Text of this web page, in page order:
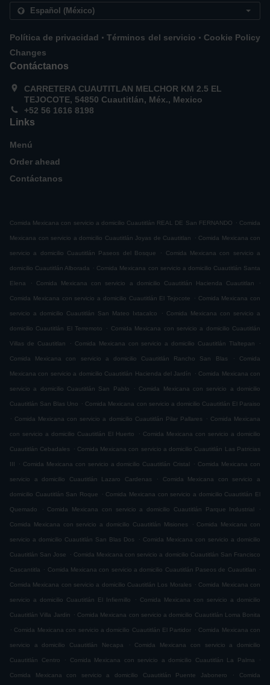
Política de privacidad . Términos del servicio . Cookie Policy
Changes
Contáctanos
CARRETERA CUAUTITLAN MELCHOR KM 2.5 EL
TEJOCOTE, 54850 Cuautitlán, Méx., Mexico
+52 56 1616 8198
Links
Menú
Order ahead
Contáctanos
Comida Mexicana con servicio a domicilio Cuautitlán REAL DE San FERNANDO . Comida
Mexicana con servicio a domicilio Cuautitlán Joyas de Cuautitlan . Comida Mexicana con
servicio a domicilio Cuautitlán Paseos del Bosque . Comida Mexicana con servicio a
domicilio Cuautitlán Alborada . Comida Mexicana con servicio a domicilio Cuautitlán Santa
Elena . Comida Mexicana con servicio a domicilio Cuautitlán Hacienda Cuautitlan .
Comida Mexicana con servicio a domicilio Cuautitlán El Tejocote . Comida Mexicana con
servicio a domicilio Cuautitlán San Mateo Ixtacalco . Comida Mexicana con servicio a
domicilio Cuautitlán El Terremoto . Comida Mexicana con servicio a domicilio Cuautitlán
Villas de Cuautitlan . Comida Mexicana con servicio a domicilio Cuautitlán Tlaltepan .
Comida Mexicana con servicio a domicilio Cuautitlán Rancho San Blas . Comida
Mexicana con servicio a domicilio Cuautitlán Hacienda del Jardín . Comida Mexicana con
servicio a domicilio Cuautitlán San Pablo . Comida Mexicana con servicio a domicilio
Cuautitlán San Blas Uno . Comida Mexicana con servicio a domicilio Cuautitlán El Paraiso
. Comida Mexicana con servicio a domicilio Cuautitlán Pilar Pallares . Comida Mexicana
con servicio a domicilio Cuautitlán El Huerto . Comida Mexicana con servicio a domicilio
Cuautitlán Cebadales . Comida Mexicana con servicio a domicilio Cuautitlán Las Patricias
III . Comida Mexicana con servicio a domicilio Cuautitlán Cristal . Comida Mexicana con
servicio a domicilio Cuautitlán Lazaro Cardenas . Comida Mexicana con servicio a
domicilio Cuautitlán San Roque . Comida Mexicana con servicio a domicilio Cuautitlán El
Quemado . Comida Mexicana con servicio a domicilio Cuautitlán Parque Industrial .
Comida Mexicana con servicio a domicilio Cuautitlán Misiones . Comida Mexicana con
servicio a domicilio Cuautitlán San Blas Dos . Comida Mexicana con servicio a domicilio
Cuautitlán San Jose . Comida Mexicana con servicio a domicilio Cuautitlán San Francisco
Cascantitla . Comida Mexicana con servicio a domicilio Cuautitlán Paseos de Cuautitlan .
Comida Mexicana con servicio a domicilio Cuautitlán Los Morales . Comida Mexicana con
servicio a domicilio Cuautitlán El Infiernillo . Comida Mexicana con servicio a domicilio
Cuautitlán Villa Jardin . Comida Mexicana con servicio a domicilio Cuautitlán Loma Bonita
. Comida Mexicana con servicio a domicilio Cuautitlán El Partidor . Comida Mexicana con
servicio a domicilio Cuautitlán Necapa . Comida Mexicana con servicio a domicilio
Cuautitlán Centro . Comida Mexicana con servicio a domicilio Cuautitlán La Palma .
Comida Mexicana con servicio a domicilio Cuautitlán Puente Jabonero . Comida